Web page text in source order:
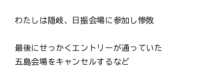
わたしは隠岐、日振会場に参加し惨敗
最後にせっかくエントリーが通っていた
五島会場をキャンセルするなど